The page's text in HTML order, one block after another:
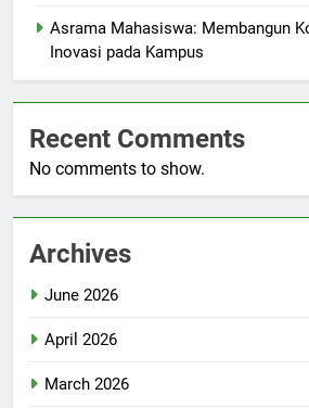
Asrama Mahasiswa: Membangun
Inovasi pada Kampus
Recent Comments
No comments to show.
Archives
June 2026
April 2026
March 2026